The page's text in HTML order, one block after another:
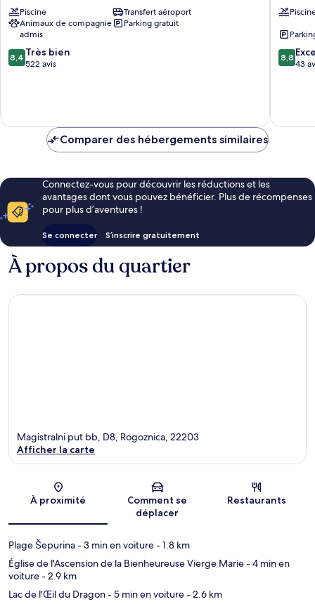
Apartments
Nin
Piscine
Transfert aéroport
Animaux de compagnie
admis
Parking gratuit
8.4
sur
8,4 Très bien
522 avis
8.8
sur
8,8
43
Comparer des hébergements similaires
Connectez-vous pour découvrir les réductions et les
avantages dont vous pouvez bénéficier. Plus de récompenses
pour plus d’aventures !
Se connecter S’inscrire gratuitement
À propos du quartier
Carte
Magistralni put bb, D8, Rogoznica, 22203
Afficher la carte
À proximité
Comment se
déplacer
Restaurants
Plage Šepurina- 3 min en voiture- 1.8 km
Église de l'Ascension de la Bienheureuse Vierge Marie- 4 min en
voiture- 2.9 km
Lac de l'Œil du Dragon- 5 min en voiture- 2.6 km